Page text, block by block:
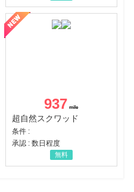
937
超自然スクワッド
条件 :
承認 : 数日程度
無料